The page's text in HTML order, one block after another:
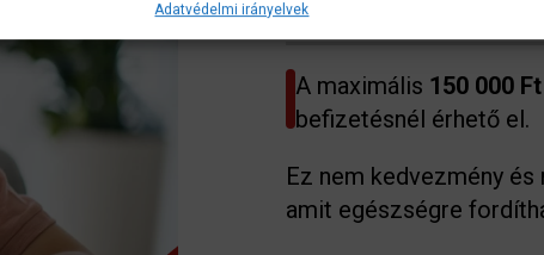
Adatvédelmi irányelvek
A maximális 150 000 Ft
befizetésnél érhető el.
Ez nem kedvezmény és
amit egészségre